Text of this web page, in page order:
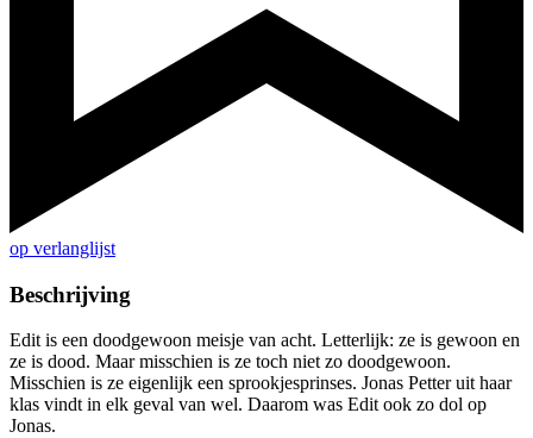
op verlanglijst
Beschrijving
Edit is een doodgewoon meisje van acht. Letterlijk: ze is gewoon en
ze is dood. Maar misschien is ze toch niet zo doodgewoon.
Misschien is ze eigenlijk een sprookjesprinses. Jonas Petter uit haar
klas vindt in elk geval van wel. Daarom was Edit ook zo dol op
Jonas.